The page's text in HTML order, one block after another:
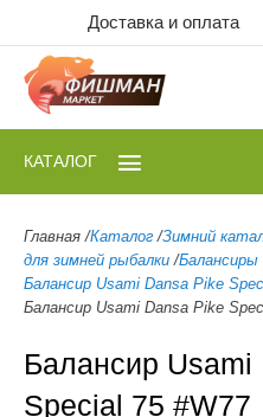
Доставка и оплата
КАТАЛОГ
Главная /Каталог /Зимний
для зимней рыбалки /Балансиры
Балансир Usami Dansa Pike
Балансир Usami Dansa Pike
Балансир Usami
Special 75 #W77